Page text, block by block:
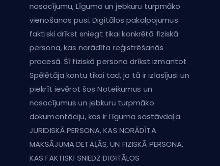
nosacījumu, Līguma un jebkuru turpmāko
vienošanos pusi. Digitālos pakalpojumus
faktiski drīkst sniegt tikai konkrētā fiziskā
persona, kas norādīta reģistrēšanās
procesā. Šī fiziskā persona drīkst izmantot
Spēlētāja kontu tikai tad, ja tā ir izlasījusi un
piekrīt ievērot šos Noteikumus un
nosacījumus un jebkuru turpmāko
dokumentāciju, kas ir Līguma sastāvdaļa.
JURIDISKĀ PERSONA, KAS NORĀDĪTA
MAKSĀJUMA DETAĻĀS, UN FIZISKĀ PERSONA,
KAS FAKTISKI SNIEDZ DIGITĀLOS